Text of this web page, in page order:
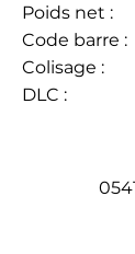
Poids net :
Code barre :
Colisage :
DLC :